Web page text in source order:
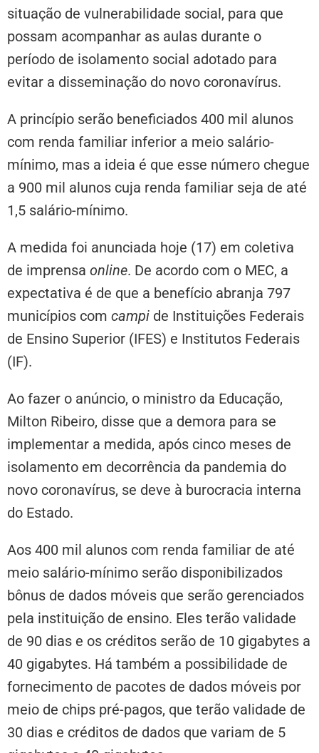
situação de vulnerabilidade social, para que
possam acompanhar as aulas durante o
período de isolamento social adotado para
evitar a disseminação do novo coronavírus.
A princípio serão beneficiados 400 mil alunos
com renda familiar inferior a meio salário-
mínimo, mas a ideia é que esse número chegue
a 900 mil alunos cuja renda familiar seja de até
1,5 salário-mínimo.
A medida foi anunciada hoje (17) em coletiva
de imprensa online. De acordo com o MEC, a
expectativa é de que a benefício abranja 797
municípios com campi de Instituições Federais
de Ensino Superior (IFES) e Institutos Federais
(IF).
Ao fazer o anúncio, o ministro da Educação,
Milton Ribeiro, disse que a demora para se
implementar a medida, após cinco meses de
isolamento em decorrência da pandemia do
novo coronavírus, se deve à burocracia interna
do Estado.
Aos 400 mil alunos com renda familiar de até
meio salário-mínimo serão disponibilizados
bônus de dados móveis que serão gerenciados
pela instituição de ensino. Eles terão validade
de 90 dias e os créditos serão de 10 gigabytes a
40 gigabytes. Há também a possibilidade de
fornecimento de pacotes de dados móveis por
meio de chips pré-pagos, que terão validade de
30 dias e créditos de dados que variam de 5